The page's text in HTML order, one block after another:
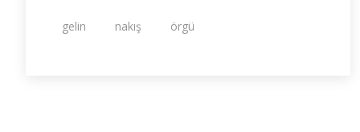
gelin nakış örgü